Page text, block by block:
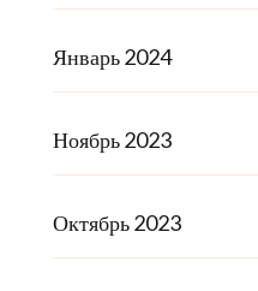
Январь 2024
Ноябрь 2023
Октябрь 2023